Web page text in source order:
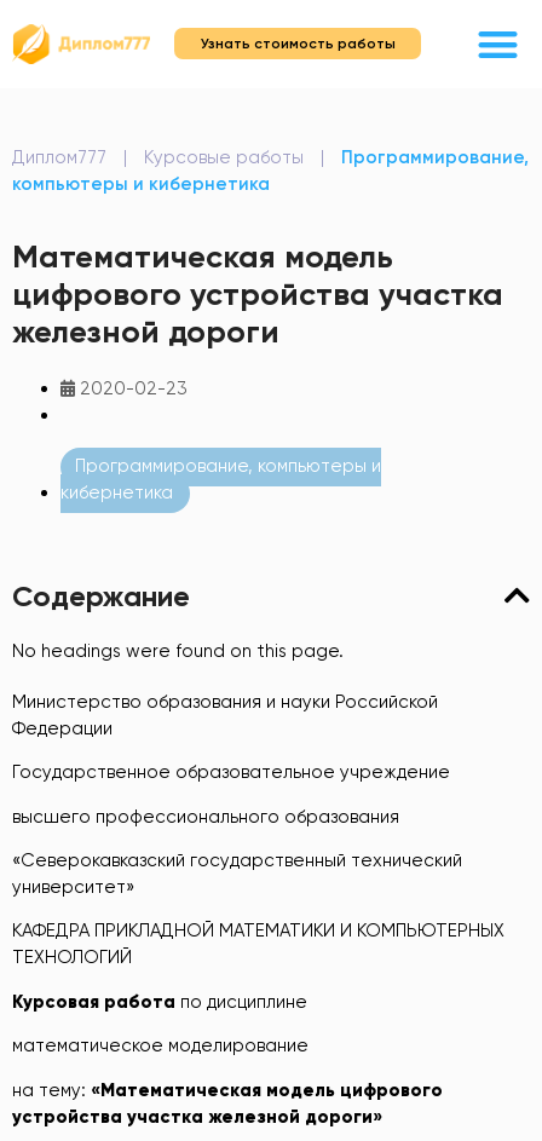
Узнать стоимость работы
Диплом777 | Курсовые работы |
Программирование,
компьютеры и кибернетика
Математическая модель
цифрового устройства участка
железной дороги
2020-02-23
Программирование, компьютеры и
кибернетика
Содержание
No headings were found on this page.
Министерство образования и науки Российской
Федерации
Государственное образовательное учреждение
высшего профессионального образования
«Северокавказский государственный технический
университет»
КАФЕДРА ПРИКЛАДНОЙ МАТЕМАТИКИ И КОМПЬЮТЕРНЫХ
ТЕХНОЛОГИЙ
Курсовая работа по дисциплине
математическое моделирование
на тему: «Математическая модель цифрового
устройства участка железной дороги»